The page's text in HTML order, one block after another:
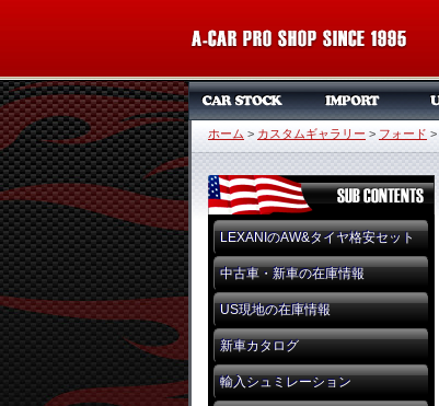
ホーム > カスタムギャラリー > フォード >
LEXANIのAW&タイヤ格安セット
中古車・新車の在庫情報
US現地の在庫情報
新車カタログ
輸入シュミレーション